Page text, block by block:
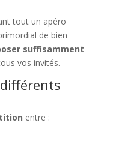
tout un apéro
de bien
suffisamment
vos invités.
entre :